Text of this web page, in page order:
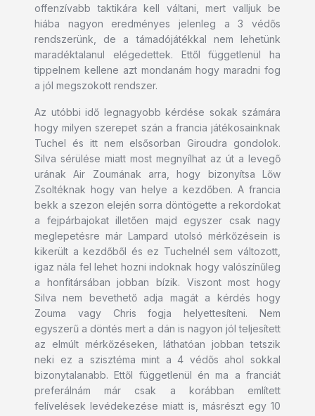
offenzívabb taktikára kell váltani, mert valljuk be
hiába nagyon eredményes jelenleg a 3 védős
rendszerünk, de a támadójátékkal nem lehetünk
maradéktalanul elégedettek. Ettől függetlenül ha
tippelnem kellene azt mondanám hogy maradni fog
a jól megszokott rendszer.
Az utóbbi idő legnagyobb kérdése sokak számára
hogy milyen szerepet szán a francia játékosainknak
Tuchel és itt nem elsősorban Giroudra gondolok.
Silva sérülése miatt most megnyílhat az út a levegő
urának Air Zoumának arra, hogy bizonyítsa Lőw
Zsoltéknak hogy van helye a kezdőben. A francia
bekk a szezon elején sorra döntögette a rekordokat
a fejpárbajokat illetően majd egyszer csak nagy
meglepetésre már Lampard utolsó mérkőzésein is
kikerült a kezdőből és ez Tuchelnél sem változott,
igaz nála fel lehet hozni indoknak hogy valószínűleg
a honfitársában jobban bízik. Viszont most hogy
Silva nem bevethető adja magát a kérdés hogy
Zouma vagy Chris fogja helyettesíteni. Nem
egyszerű a döntés mert a dán is nagyon jól teljesített
az elmúlt mérkőzéseken, láthatóan jobban tetszik
neki ez a szisztéma mint a 4 védős ahol sokkal
bizonytalanabb. Ettől függetlenül én ma a franciát
preferálnám már csak a korábban említett
felívelések levédekezése miatt is, másrészt egy 10